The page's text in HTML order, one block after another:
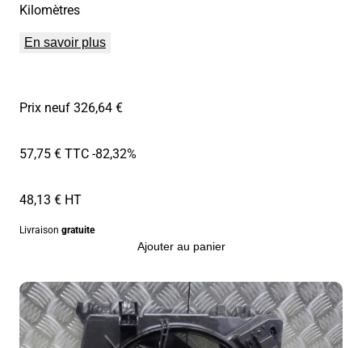
Kilomètres
En savoir plus
Prix neuf 326,64 €
57,75 € TTC-82,32%
48,13 € HT
Livraison gratuite
Ajouter au panier